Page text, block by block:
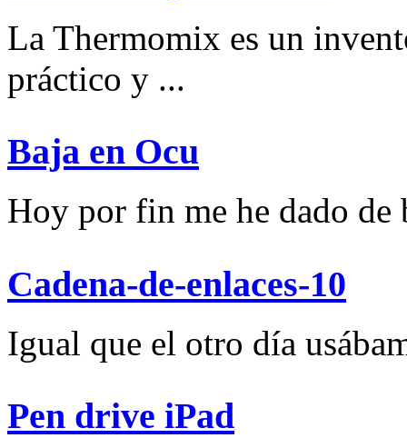
La Thermomix es un
práctico y ...
Baja en Ocu
Hoy por fin me he dado de
Cadena-de-enlaces-10
Igual que el otro día
Pen drive iPad